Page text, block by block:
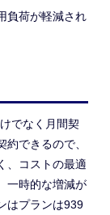
負荷が軽減され
でなく月間契
約できるので、
、コストの最適
一時的な増減が
はプランは939